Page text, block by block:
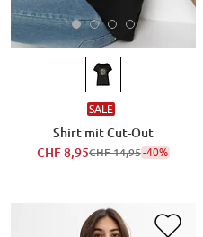
SALE
Shirt mit Cut-Out
CHF 8,95CHF 14,95-40%